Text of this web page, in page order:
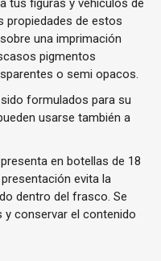
tus figuras y vehículos de
propiedades de estos
una imprimación
pigmentos
o semi opacos.
formulados para su
usarse también a
en botellas de 18
evita la
dentro del frasco. Se
y conservar el contenido